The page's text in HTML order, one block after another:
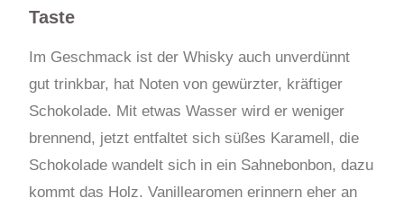
Taste
Im Geschmack ist der Whisky auch unverdünnt
gut trinkbar, hat Noten von gewürzter, kräftiger
Schokolade. Mit etwas Wasser wird er weniger
brennend, jetzt entfaltet sich süßes Karamell, die
Schokolade wandelt sich in ein Sahnebonbon, dazu
kommt das Holz. Vanillearomen erinnern eher an